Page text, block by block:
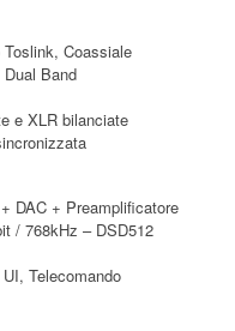
Coassiale
Band
e XLR bilanciate
DAC + Preamplificatore
/ 768kHz – DSD512
Telecomando